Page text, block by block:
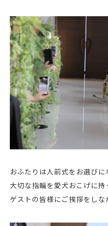
おふたりは人前式をお選びに
大切な指輪を愛犬おこげに持
ゲストの皆様にご挨拶をしな